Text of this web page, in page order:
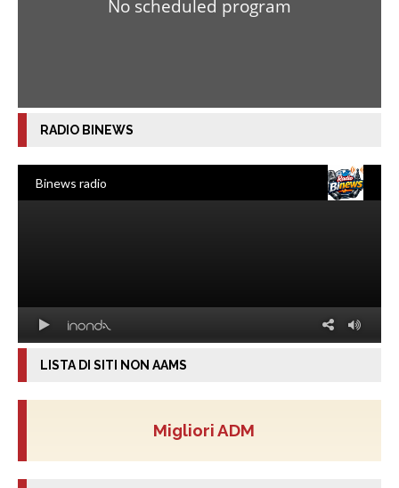
RADIO BINEWS
LISTA DI SITI NON AAMS
Migliori ADM